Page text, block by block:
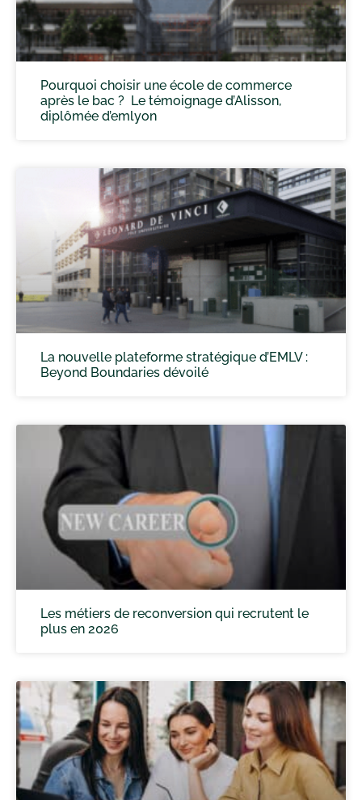
Pourquoi choisir une école de commerce
après le bac ? Le témoignage d’Alisson,
diplômée d’emlyon
La nouvelle plateforme stratégique d’EMLV :
Beyond Boundaries dévoilé
Les métiers de reconversion qui recrutent le
plus en 2026